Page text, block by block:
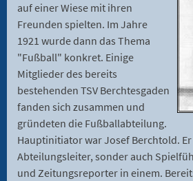
auf einer Wiese mit ihren
Freunden spielten. Im Jahre
1921 wurde dann das Thema
"Fußball" konkret. Einige
Mitglieder des bereits
bestehenden TSV Berchtesgaden
fanden sich zusammen und
gründeten die Fußballabteilung.
Hauptinitiator war Josef Berchtold.
Abteilungsleiter, sonder auch
und Zeitungsreporter in einem.